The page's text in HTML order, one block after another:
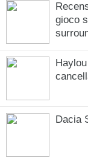
gioco
Dacia